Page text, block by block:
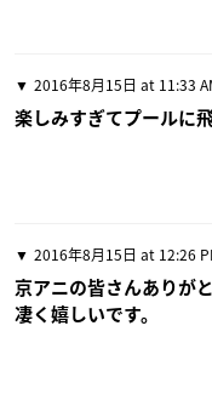
2016年8月15日 at 11:33
楽しみすぎてプールに
2016年8月15日 at 12:26
京アニの皆さんありが
凄く嬉しいです。